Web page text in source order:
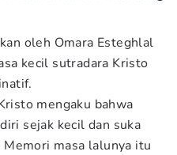
oleh Omara Esteghlal
kecil sutradara Kristo
mengaku bahwa
sejak kecil dan suka
masa lalunya itu